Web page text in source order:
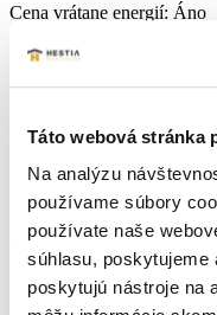
Táto webová stránka
Na analýzu
používame súbory
používate naše
súhlasu, poskytujeme
poskytujú nástroje na
Cena vrátane energií: Áno
Druh:2 izbový byt
Stav:kompletná
Počet izieb:2
Poschodie:3
Rok výstavby: 1
Senica